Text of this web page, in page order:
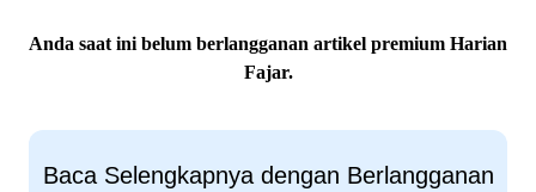
Anda saat ini belum berlangganan artikel premium Harian
Fajar.
Baca Selengkapnya dengan Berlangganan